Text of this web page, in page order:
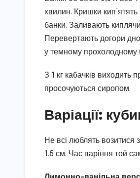
хвилин. Кришки
банки. Заливають
Перевертають догори
у темному прохолодному
З 1 кг кабачків виходить
просочуються сиропом.
Варіації:
Не всі люблять возитися
1,5 см. Час варіння той